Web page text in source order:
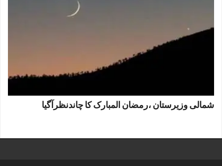
شمالی وزیرستان ،رمضان المبارک کا چاندنظرآگیا